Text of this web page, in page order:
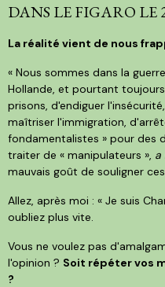
DANS LE FIGARO LE
La réalité vient de nous
« Nous sommes dans la
Hollande, et pourtant
prisons, d'endiguer
maîtriser l'immigration,
fondamentalistes » pour des
traiter de « manipulateurs », a
mauvais goût de souligner
Allez, après moi : « Je suis
oubliez plus vite.
Vous ne voulez pas
l'opinion ? Soit répéter vos
?